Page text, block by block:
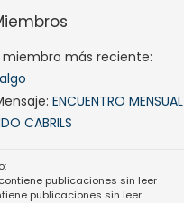
miembro más reciente:
ENCUENTRO MENSUAL
CABRILS
publicaciones sin leer
publicaciones sin leer